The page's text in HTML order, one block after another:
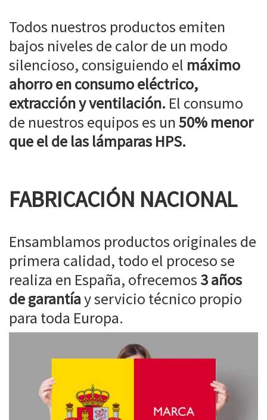
Todos nuestros productos emiten
bajos niveles de calor de un modo
silencioso, consiguiendo el máximo
ahorro en consumo eléctrico,
extracción y ventilación. El consumo
de nuestros equipos es un50% menor
que el de las lámparas HPS.
FABRICACIÓN NACIONAL
Ensamblamos productos originales de
primera calidad, todo el proceso se
realiza en España, ofrecemos 3 años
de garantíay servicio técnico propio
para toda Europa.